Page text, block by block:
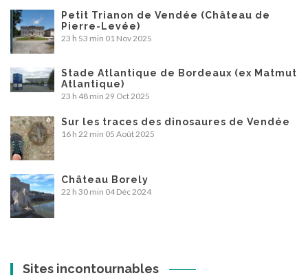
Petit Trianon de Vendée (Château de
Pierre-Levée)
23 h 53 min 01 Nov 2025
Stade Atlantique de Bordeaux (ex Matmut
Atlantique)
23 h 48 min 29 Oct 2025
Sur les traces des dinosaures de Vendée
16 h 22 min 05 Août 2025
Château Borely
22 h 30 min 04 Déc 2024
Sites incontournables